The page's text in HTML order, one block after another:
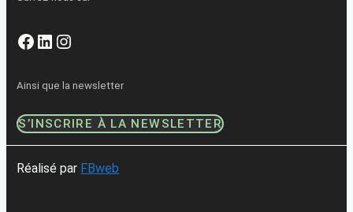
Facebook
LinkedIn
Instagram
Ainsi que la newsletter
S’INSCRIRE À LA NEWSLETTER
Réalisé par FBweb